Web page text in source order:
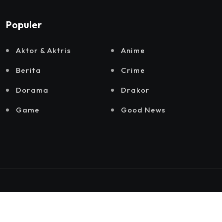
Populer
Aktor & Aktris Anime
Berita Crime
Dorama Drakor
Game Good News